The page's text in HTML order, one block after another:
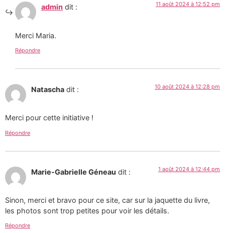
admin dit : 11 août 2024 à 12:52 pm
Merci Maria.
Répondre
Natascha dit : 10 août 2024 à 12:28 pm
Merci pour cette initiative !
Répondre
Marie-Gabrielle Géneau dit : 1 août 2024 à 12:44 pm
Sinon, merci et bravo pour ce site, car sur la jaquette du livre,
les photos sont trop petites pour voir les détails.
Répondre